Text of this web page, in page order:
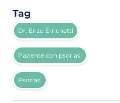
Tag
Dr. Enzo Errichetti
Paziente con psoriasi
Psoriasi